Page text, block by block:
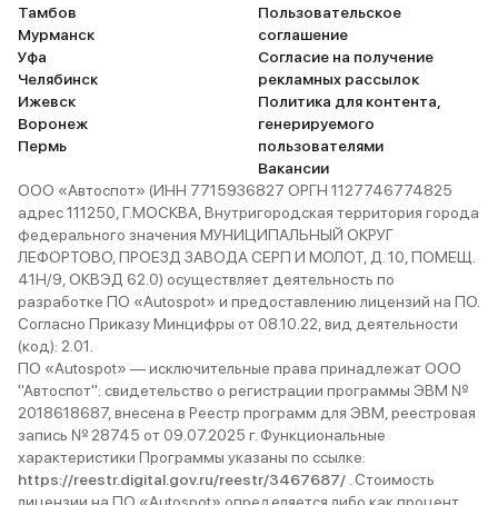
Тамбов
Мурманск
Уфа
Челябинск
Ижевск
Воронеж
Пермь
Пользовательское
соглашение
Согласие на получение
рекламных рассылок
Политика для контента,
генерируемого
пользователями
Вакансии
ООО «Автоспот» (ИНН 7715936827 ОРГН 1127746774825
адрес 111250, Г.МОСКВА, Внутригородская территория города
федерального значения МУНИЦИПАЛЬНЫЙ ОКРУГ
ЛЕФОРТОВО, ПРОЕЗД ЗАВОДА СЕРП И МОЛОТ, Д. 10, ПОМЕЩ.
41Н/9, ОКВЭД 62.0) осуществляет деятельность по
разработке ПО «Autospot» и предоставлению лицензий на ПО.
Согласно Приказу Минцифры от 08.10.22, вид деятельности
(код): 2.01.
ПО «Autospot» — исключительные права принадлежат ООО
"Автоспот": свидетельство о регистрации программы ЭВМ №
2018618687, внесена в Реестр программ для ЭВМ, реестровая
запись № 28745 от 09.07.2025 г. Функциональные
характеристики Программы указаны по ссылке:
https://reestr.digital.gov.ru/reestr/3467687/ . Стоимость